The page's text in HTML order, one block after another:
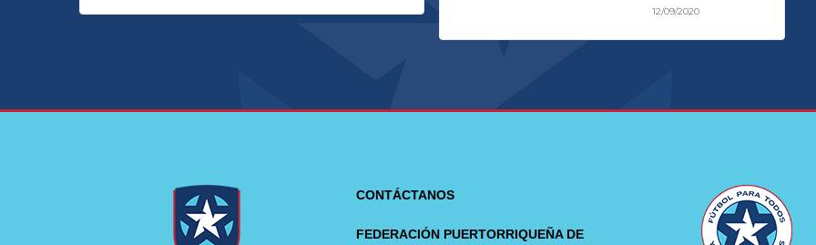
12/09/2020
CONTÁCTANOS
FEDERACIÓN PUERTORRIQUEÑA DE